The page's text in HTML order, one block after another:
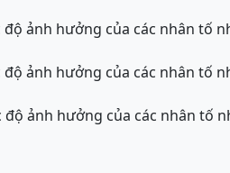
ảnh hưởng của các nhân tố
ảnh hưởng của các nhân tố
ảnh hưởng của các nhân tố